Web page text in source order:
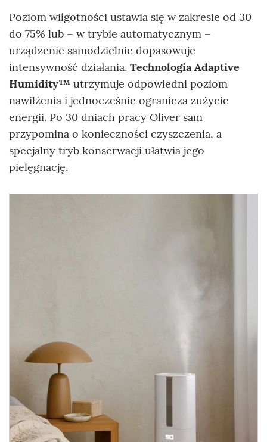
Poziom wilgotności ustawia się w zakresie od 30
do 75% lub – w trybie automatycznym –
urządzenie samodzielnie dopasowuje
intensywność działania. Technologia Adaptive
Humidity™ utrzymuje odpowiedni poziom
nawilżenia i jednocześnie ogranicza zużycie
energii. Po 30 dniach pracy Oliver sam
przypomina o konieczności czyszczenia, a
specjalny tryb konserwacji ułatwia jego
pielęgnację.